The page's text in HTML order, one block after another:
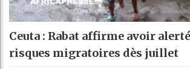
Ceuta : Rabat affirme avoir
risques migratoires dès juillet